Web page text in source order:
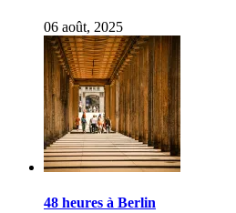
06 août, 2025
48 heures à Berlin